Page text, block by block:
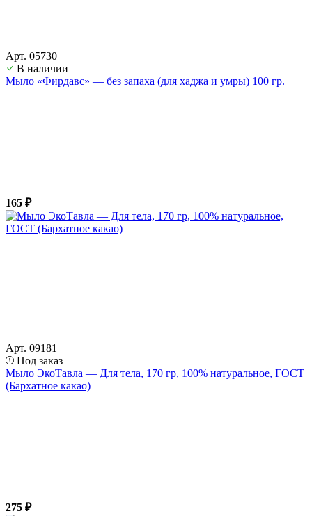
Арт. 05730
В наличии
Мыло «Фирдавс» — без запаха (для хаджа и умры) 100 гр.
165 ₽
Арт. 09181
Под заказ
Мыло ЭкоТавла — Для тела, 170 гр, 100% натуральное, ГОСТ
(Бархатное какао)
275 ₽